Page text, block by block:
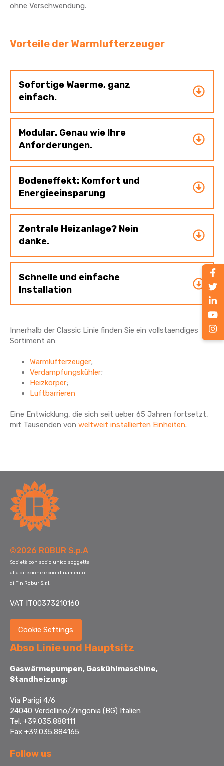
ohne Verschwendung.
Vorteile der Warmlufterzeuger
Sofortige Waerme, ganz
einfach.
Modular. Genau wie Ihre
Anforderungen.
Bodeneffekt: Komfort und
Energieeinsparung
Zentrale Heizanlage? Nein
danke.
Schnelle und einfache
Installation
Innerhalb der Classic Linie finden Sie ein vollstaendiges
Sortiment an:
Warmlufterzeuger;
Verdampfungskühler;
Heizkörper;
Luftbarrieren
Eine Entwicklung, die sich seit ueber 65 Jahren fortsetzt,
mit Tausenden von weltweit installierten Einheiten.
©2026 ROBUR S.p.A
Società con socio unico soggetta
alla direzione e coordinamento
di Fin Robur S.r.l.
VAT IT00373210160
Cookie Settings
Abso Linie und Hauptsitz
Gaswärmepumpen, Gaskühlmaschine,
Standheizung:
Via Parigi 4/6
24040 Verdellino/Zingonia (BG) Italien
Tel. +39.035.888111
Fax +39.035.884165
Follow us